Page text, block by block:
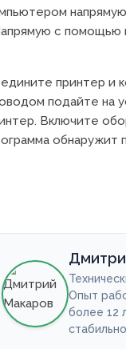
с помощью
принтер и
подайте на
Включите
обнаружит
Опыт
более 12